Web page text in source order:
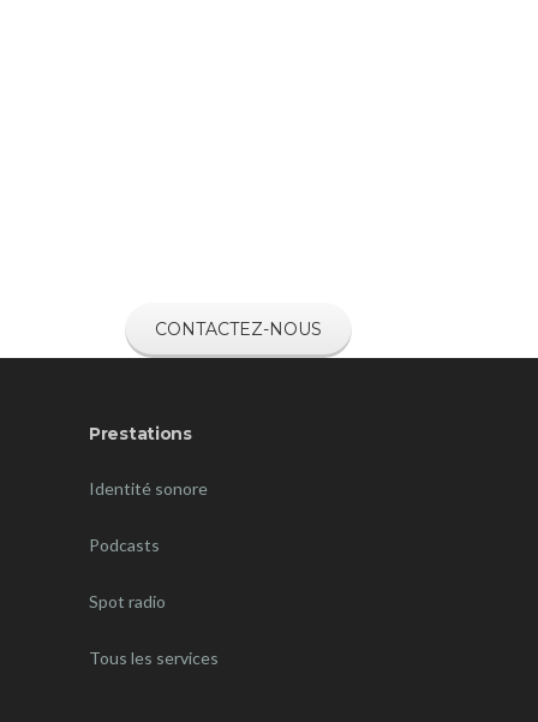
CONTACTEZ-NOUS
Prestations
Identité sonore
Podcasts
Spot radio
Tous les services